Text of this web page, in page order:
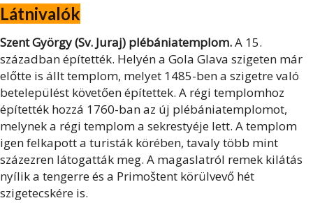
Látnivalók
Szent György (Sv. Juraj) plébániatemplom.A 15.
században építették. Helyén a Gola Glava szigeten már
előtte is állt templom, melyet 1485-ben a szigetre való
betelepülést követően építettek. A régi templomhoz
építették hozzá 1760-ban az új plébániatemplomot,
melynek a régi templom a sekrestyéje lett. A templom
igen felkapott a turisták körében, tavaly több mint
százezren látogatták meg. A magaslatról remek kilátás
nyílik a tengerre és a Primoštent körülvevő hét
szigetecskére is.